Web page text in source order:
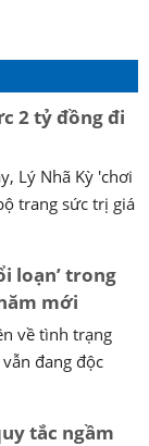
2 tỷ đồng đi
Lý Nhã Kỳ 'chơi
trang sức trị giá
loạn’ trong
mới
về tình trạng
đang độc
tắc ngầm